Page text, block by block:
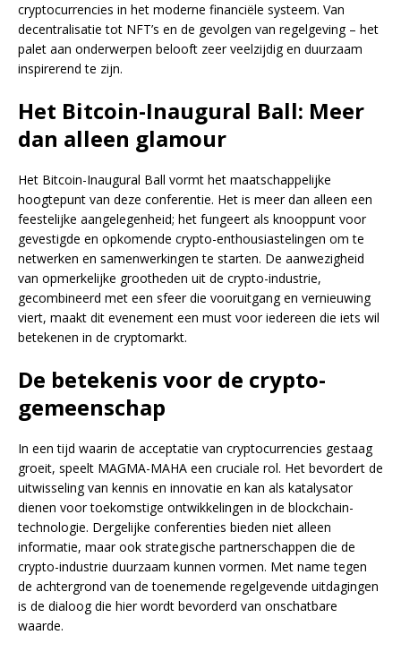
cryptocurrencies in het moderne financiële systeem. Van
decentralisatie tot NFT’s en de gevolgen van regelgeving – het
palet aan onderwerpen belooft zeer veelzijdig en duurzaam
inspirerend te zijn.
Het Bitcoin-Inaugural Ball: Meer
dan alleen glamour
Het Bitcoin-Inaugural Ball vormt het maatschappelijke
hoogtepunt van deze conferentie. Het is meer dan alleen een
feestelijke aangelegenheid; het fungeert als knooppunt voor
gevestigde en opkomende crypto-enthousiastelingen om te
netwerken en samenwerkingen te starten. De aanwezigheid
van opmerkelijke grootheden uit de crypto-industrie,
gecombineerd met een sfeer die vooruitgang en vernieuwing
viert, maakt dit evenement een must voor iedereen die iets wil
betekenen in de cryptomarkt.
De betekenis voor de crypto-
gemeenschap
In een tijd waarin de acceptatie van cryptocurrencies gestaag
groeit, speelt MAGMA-MAHA een cruciale rol. Het bevordert de
uitwisseling van kennis en innovatie en kan als katalysator
dienen voor toekomstige ontwikkelingen in de blockchain-
technologie. Dergelijke conferenties bieden niet alleen
informatie, maar ook strategische partnerschappen die de
crypto-industrie duurzaam kunnen vormen. Met name tegen
de achtergrond van de toenemende regelgevende uitdagingen
is de dialoog die hier wordt bevorderd van onschatbare
waarde.